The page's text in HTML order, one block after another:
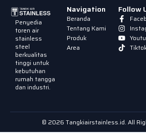
Penyedia
toren air
stainless
steel
berkualitas
tinggi untuk
kebutuhan
rumah tangga
dan industri.
Navigation
Beranda
Tentang Kami
Produk
Area
Follow
© 2026 Tangkiairstainless.id. All